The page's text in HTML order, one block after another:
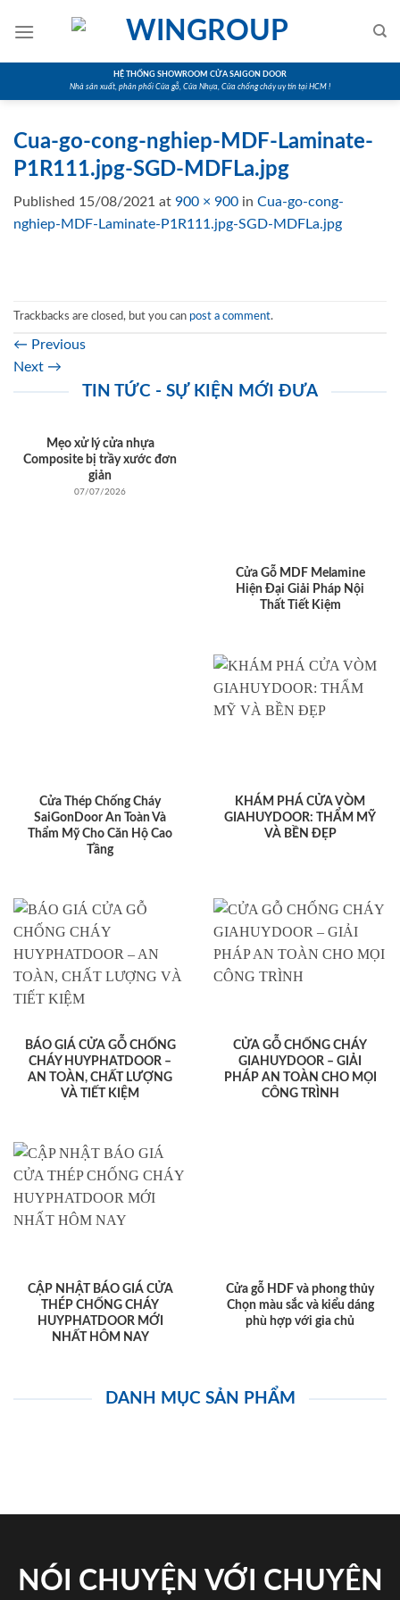
HỆ THỐNG SHOWROOM CỬA SAIGON DOOR
Nhà sản xuất, phân phối Cửa gỗ, Cửa Nhựa, Cửa chống cháy uy tín tại HCM !
Cua-go-cong-nghiep-MDF-Laminate-
P1R111.jpg-SGD-MDFLa.jpg
Published 15/08/2021 at 900 × 900 in Cua-go-cong-
nghiep-MDF-Laminate-P1R111.jpg-SGD-MDFLa.jpg
Trackbacks are closed, but you can post a comment.
← Previous
Next →
TIN TỨC - SỰ KIỆN MỚI ĐƯA
Mẹo xử lý cửa nhựa
Composite bị trầy xước đơn
giản
07/07/2026
Cửa Gỗ MDF Melamine
Hiện Đại Giải Pháp Nội
Thất Tiết Kiệm
Cửa Thép Chống Cháy
SaiGonDoor An Toàn Và
Thẩm Mỹ Cho Căn Hộ Cao
Tầng
KHÁM PHÁ CỬA VÒM
GIAHUYDOOR: THẨM MỸ
VÀ BỀN ĐẸP
BÁO GIÁ CỬA GỖ CHỐNG
CHÁY HUYPHATDOOR –
AN TOÀN, CHẤT LƯỢNG
VÀ TIẾT KIỆM
CỬA GỖ CHỐNG CHÁY
GIAHUYDOOR – GIẢI
PHÁP AN TOÀN CHO MỌI
CÔNG TRÌNH
CẬP NHẬT BÁO GIÁ CỬA
THÉP CHỐNG CHÁY
HUYPHATDOOR MỚI
NHẤT HÔM NAY
Cửa gỗ HDF và phong thủy
Chọn màu sắc và kiểu dáng
phù hợp với gia chủ
DANH MỤC SẢN PHẨM
NÓI CHUYỆN VỚI CHUYÊN